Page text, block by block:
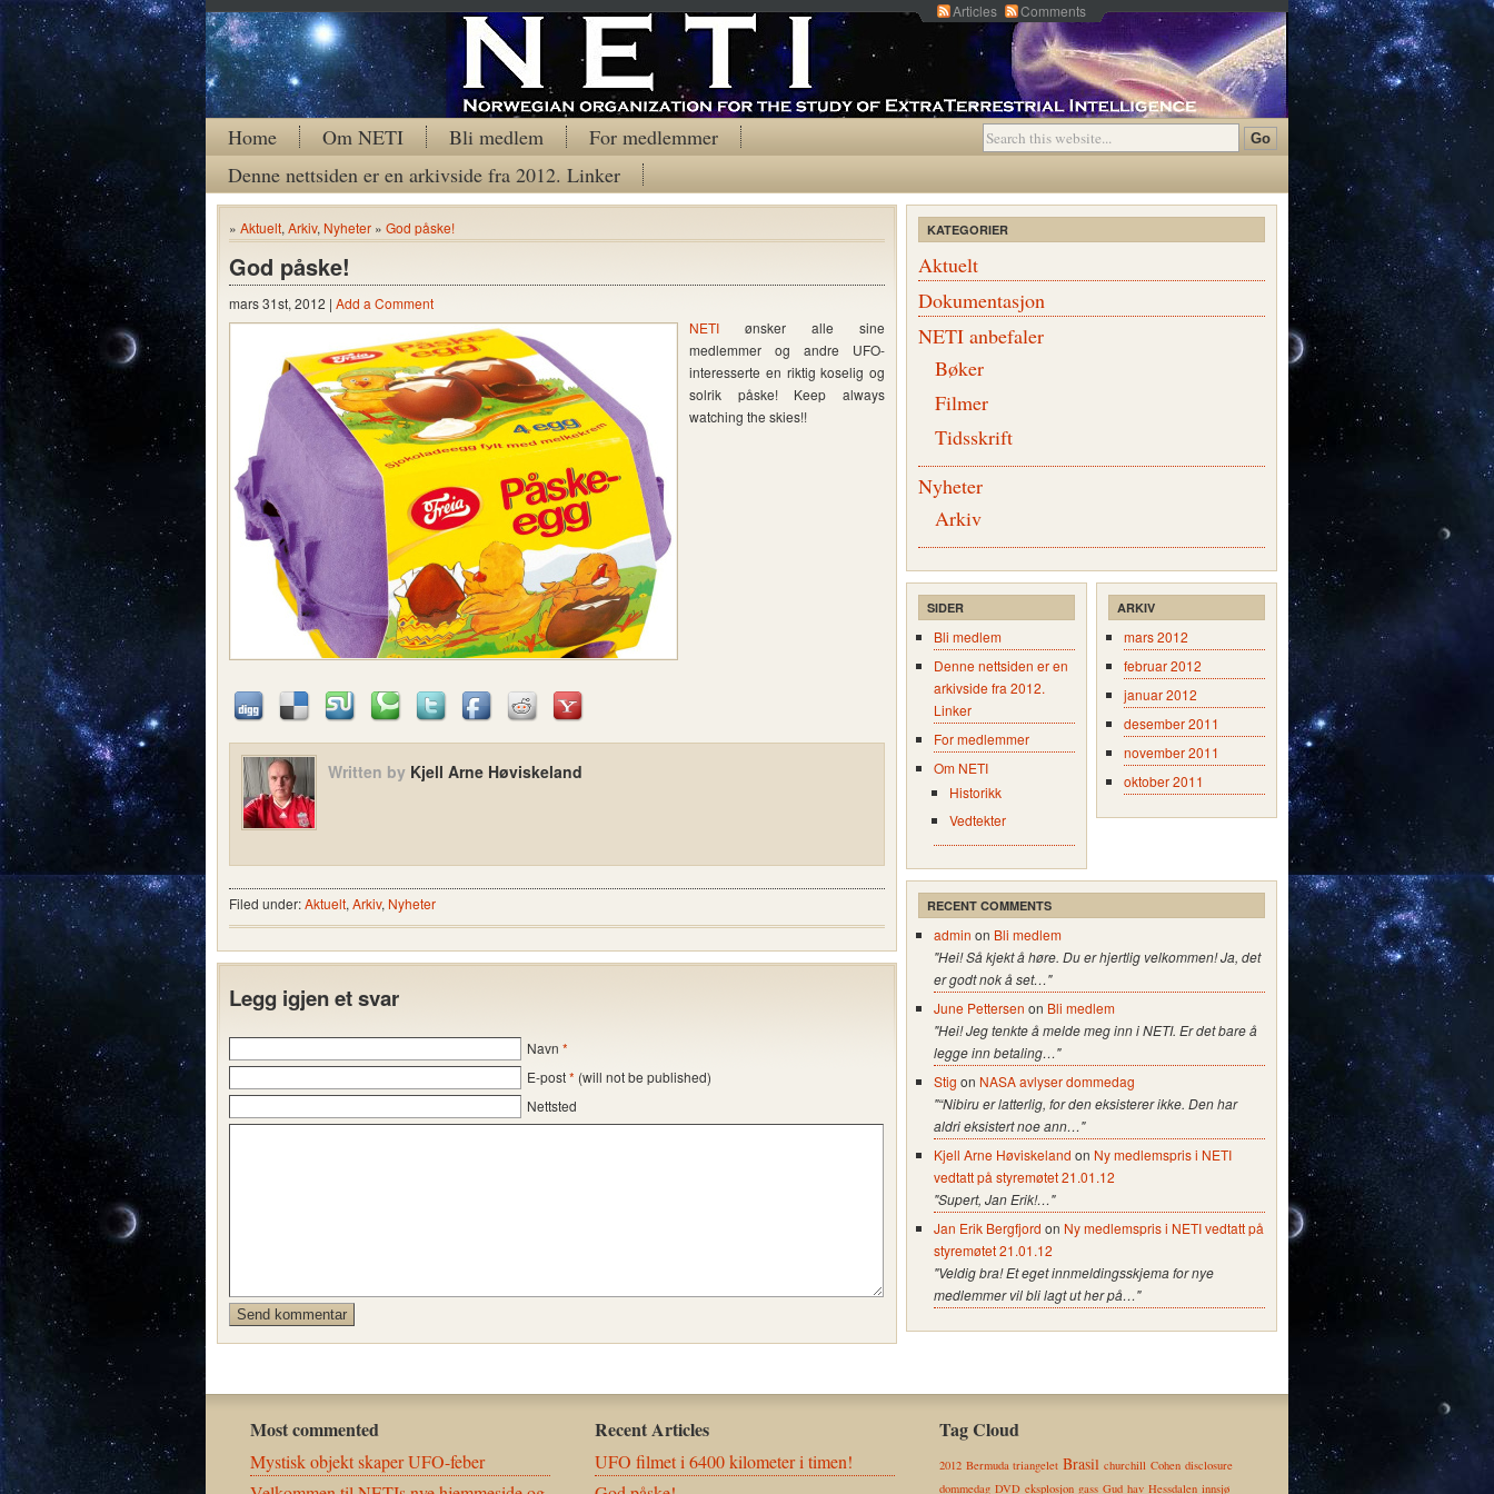
Articles Comments
Home Om NETI Bli medlem
For medlemmer
Denne nettsiden er en arkivside fra 2012. Linker
» Aktuelt, Arkiv, Nyheter » God påske!
God påske!
mars 31st, 2012 | Add a Comment
NETI ønsker alle sine
medlemmer og andre UFO-
interesserte en riktig koselig og
solrik påske! Keep always
watching the skies!!
Written by Kjell Arne Høviskeland
Filed under:Aktuelt, Arkiv, Nyheter
Legg igjen et svar
Navn *
E-post* (will not be published)
Nettsted
KATEGORIER
Aktuelt
Dokumentasjon
NETI anbefaler
Bøker
Filmer
Tidsskrift
Nyheter
Arkiv
SIDER
Bli medlem
Denne nettsiden er en
arkivside fra 2012.
Linker
For medlemmer
Om NETI
Historikk
Vedtekter
ARKIV
mars 2012
februar 2012
januar 2012
desember 2011
november 2011
oktober 2011
RECENT COMMENTS
admin on Bli medlem
"Hei! Så kjekt å høre. Du er hjertlig velkommen! Ja, det
er godt nok å set…"
June Pettersen on Bli medlem
"Hei! Jeg tenkte å melde meg inn i NETI. Er det bare å
legge inn betaling…"
Stig on NASA avlyser dommedag
"“Nibiru er latterlig, for den eksisterer ikke. Den har
aldri eksistert noe ann…"
Kjell Arne Høviskeland on Ny medlemspris i NETI
vedtatt på styremøtet 21.01.12
"Supert, Jan Erik!…"
Jan Erik Bergfjord on Ny medlemspris i NETI vedtatt på
styremøtet 21.01.12
"Veldig bra! Et eget innmeldingsskjema for nye
medlemmer vil bli lagt ut her på…"
Most commented
Mystisk objekt skaper UFO-feber
Recent Articles
UFO filmet i 6400 kilometer i timen!
Tag Cloud
2012 Bermuda triangelet Brasil churchill Cohen disclosure
dommedag DVD eksplosjon gass Gud hav Hessdalen innsjø